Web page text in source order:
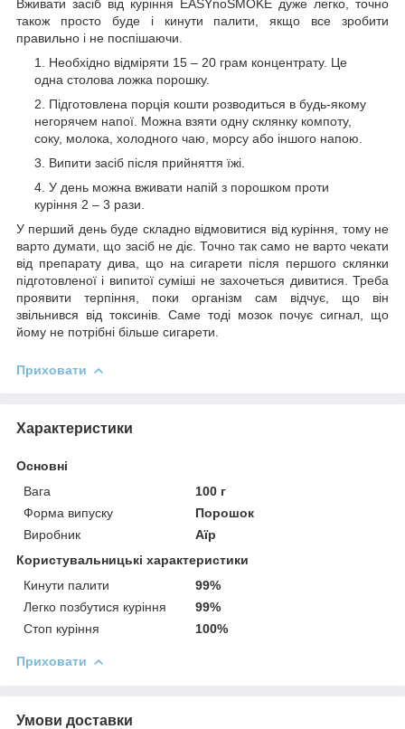
Вживати засіб від куріння EASYnoSMOKE дуже легко, точно
також просто буде і кинути палити, якщо все зробити
правильно і не поспішаючи.
Необхідно відміряти 15 – 20 грам концентрату. Це
одна столова ложка порошку.
Підготовлена порція кошти розводиться в будь-якому
негорячем напої. Можна взяти одну склянку компоту,
соку, молока, холодного чаю, морсу або іншого напою.
Випити засіб після прийняття їжі.
У день можна вживати напій з порошком проти
куріння 2 – 3 рази.
У перший день буде складно відмовитися від куріння, тому не
варто думати, що засіб не діє. Точно так само не варто чекати
від препарату дива, що на сигарети після першого склянки
підготовленої і випитої суміші не захочеться дивитися. Треба
проявити терпіння, поки організм сам відчує, що він
звільнився від токсинів. Саме тоді мозок почує сигнал, що
йому не потрібні більше сигарети.
Приховати
Характеристики
Основні
Вага
100 г
Форма випуску
Порошок
Виробник
Аїр
Користувальницькі характеристики
Кинути палити
99%
Легко позбутися куріння
99%
Стоп куріння
100%
Приховати
Умови доставки